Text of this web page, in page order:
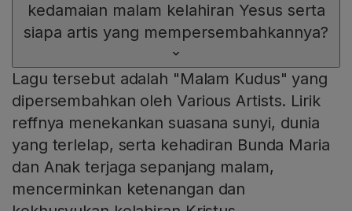
kedamaian malam kelahiran Yesus serta
siapa artis yang mempersembahkannya?
Lagu tersebut adalah "Malam Kudus" yang
dipersembahkan oleh Various Artists. Lirik
reffnya menekankan suasana sunyi, dunia
yang terlelap, serta kehadiran Bunda Maria
dan Anak terjaga sepanjang malam,
mencerminkan ketenangan dan